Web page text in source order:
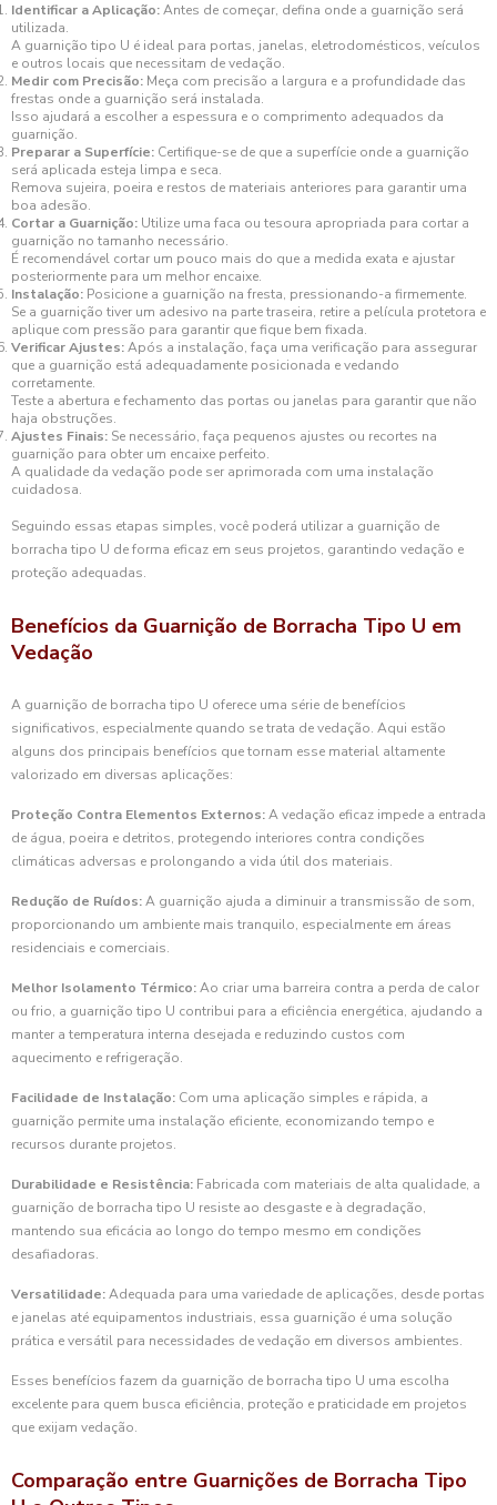
Identificar a Aplicação:Antes de começar, defina onde a guarnição será
utilizada.
A guarnição tipo U é ideal para portas, janelas, eletrodomésticos, veículos
e outros locais que necessitam de vedação.
Medir com Precisão: Meça com precisão a largura e a profundidade das
frestas onde a guarnição será instalada.
Isso ajudará a escolher a espessura e o comprimento adequados da
guarnição.
Preparar a Superfície: Certifique-se de que a superfície onde a guarnição
será aplicada esteja limpa e seca.
Remova sujeira, poeira e restos de materiais anteriores para garantir uma
boa adesão.
Cortar a Guarnição: Utilize uma faca ou tesoura apropriada para cortar a
guarnição no tamanho necessário.
É recomendável cortar um pouco mais do que a medida exata e ajustar
posteriormente para um melhor encaixe.
Instalação: Posicione a guarnição na fresta, pressionando-a firmemente.
Se a guarnição tiver um adesivo na parte traseira, retire a película protetora e
aplique com pressão para garantir que fique bem fixada.
Verificar Ajustes:Após a instalação, faça uma verificação para assegurar
que a guarnição está adequadamente posicionada e vedando
corretamente.
Teste a abertura e fechamento das portas ou janelas para garantir que não
haja obstruções.
Ajustes Finais: Se necessário, faça pequenos ajustes ou recortes na
guarnição para obter um encaixe perfeito.
A qualidade da vedação pode ser aprimorada com uma instalação
cuidadosa.
Seguindo essas etapas simples, você poderá utilizar a guarnição de
borracha tipo U de forma eficaz em seus projetos, garantindo vedação e
proteção adequadas.
Benefícios da Guarnição de Borracha Tipo U em
Vedação
A guarnição de borracha tipo U oferece uma série de benefícios
significativos, especialmente quando se trata de vedação. Aqui estão
alguns dos principais benefícios que tornam esse material altamente
valorizado em diversas aplicações:
Proteção Contra Elementos Externos:A vedação eficaz impede a entrada
de água, poeira e detritos, protegendo interiores contra condições
climáticas adversas e prolongando a vida útil dos materiais.
Redução de Ruídos:A guarnição ajuda a diminuir a transmissão de som,
proporcionando um ambiente mais tranquilo, especialmente em áreas
residenciais e comerciais.
Melhor Isolamento Térmico:Ao criar uma barreira contra a perda de calor
ou frio, a guarnição tipo U contribui para a eficiência energética, ajudando a
manter a temperatura interna desejada e reduzindo custos com
aquecimento e refrigeração.
Facilidade de Instalação: Com uma aplicação simples e rápida, a
guarnição permite uma instalação eficiente, economizando tempo e
recursos durante projetos.
Durabilidade e Resistência: Fabricada com materiais de alta qualidade, a
guarnição de borracha tipo U resiste ao desgaste e à degradação,
mantendo sua eficácia ao longo do tempo mesmo em condições
desafiadoras.
Versatilidade:Adequada para uma variedade de aplicações, desde portas
e janelas até equipamentos industriais, essa guarnição é uma solução
prática e versátil para necessidades de vedação em diversos ambientes.
Esses benefícios fazem da guarnição de borracha tipo U uma escolha
excelente para quem busca eficiência, proteção e praticidade em projetos
que exijam vedação.
Comparação entre Guarnições de Borracha Tipo